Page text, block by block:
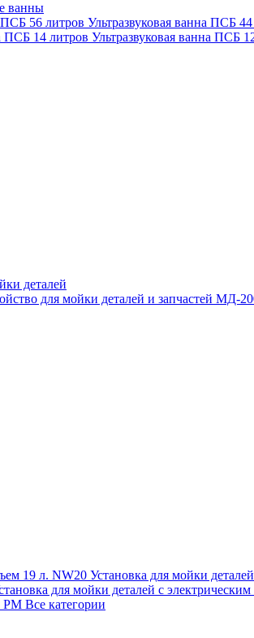
ванны
ПСБ 56 литров Ультразвуковая ванна ПСБ
ПСБ 14 литров Ультразвуковая ванна ПСБ
деталей
для мойки деталей и запчастей МД-
19 л. NW20 Установка для мойки
для мойки деталей с
РМ Все категории